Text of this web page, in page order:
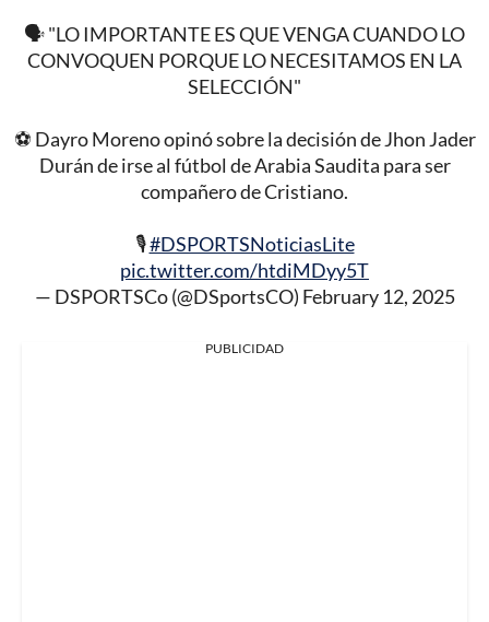
🗣️ "LO IMPORTANTE ES QUE VENGA CUANDO LO
CONVOQUEN PORQUE LO NECESITAMOS EN LA
SELECCIÓN"
⚽️ Dayro Moreno opinó sobre la decisión de Jhon Jader
Durán de irse al fútbol de Arabia Saudita para ser
compañero de Cristiano.
🎙️#DSPORTSNoticiasLite
pic.twitter.com/htdiMDyy5T
— DSPORTSCo (@DSportsCO) February 12, 2025
PUBLICIDAD